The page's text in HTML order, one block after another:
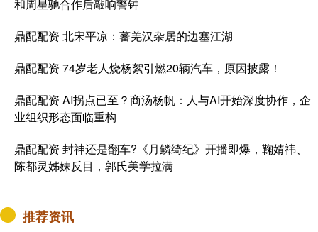
和周星驰合作后敲响警钟
鼎配配资 北宋平凉：蕃羌汉杂居的边塞江湖
鼎配配资 74岁老人烧杨絮引燃20辆汽车，原因披露！
鼎配配资 AI拐点已至？商汤杨帆：人与AI开始深度协作，企
业组织形态面临重构
鼎配配资 封神还是翻车?《月鳞绮纪》开播即爆，鞠婧祎、
陈都灵姊妹反目，郭氏美学拉满
推荐资讯